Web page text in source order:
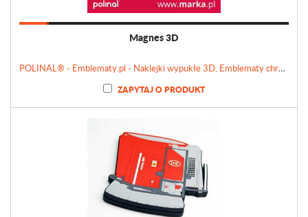
Magnes 3D
POLINAL® - Emblematy.pl - Naklejki wypukłe 3D, Emblematy chromowane, Tabliczki, Etykiety
ZAPYTAJ O PRODUKT